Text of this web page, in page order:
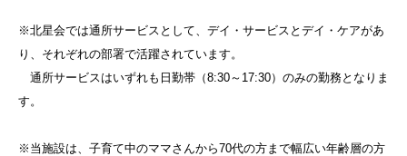
※北星会では通所サービスとして、デイ・サービスとデイ・ケアがあ
り、それぞれの部署で活躍されています。
通所サービスはいずれも日勤帯（8:30～17:30）のみの勤務となりま
す。
※当施設は、子育て中のママさんから70代の方まで幅広い年齢層の方